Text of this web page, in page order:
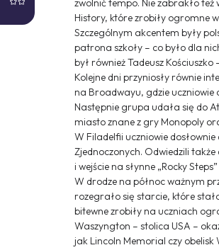
History, które zrobiły ogromne
Szczególnym akcentem były
patrona szkoły – co było dla
był również Tadeusz
Kolejne dni przyniosły równie
na Broadwayu, gdzie uczniowie
Następnie grupa udała się do
miasto znane z gry Monopoly
W Filadelfii uczniowie
Zjednoczonych. Odwiedzili
i wejście na słynne „Rocky
W drodze na północ ważnym
rozegrało się starcie, które
bitewne zrobiły na uczniach
Waszyngton – stolica USA –
jak Lincoln Memorial czy